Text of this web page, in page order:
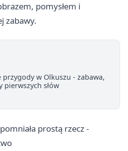
pomysłem i
zabawy.
przygody w Olkuszu - zabawa,
pierwszych słów
prostą rzecz -